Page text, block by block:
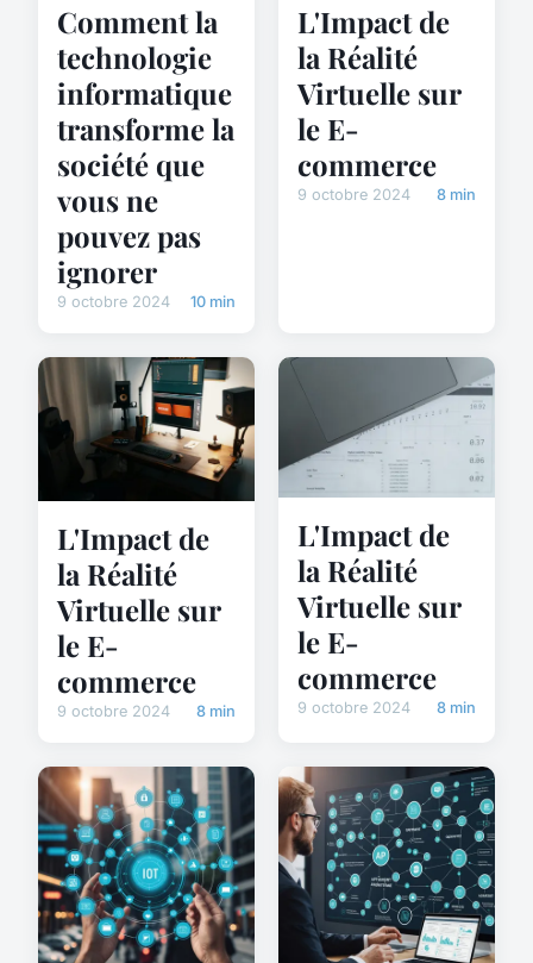
Comment la
technologie
informatique
transforme la
société que
vous ne
pouvez pas
ignorer
9 octobre 2024 10 min
L'Impact de
la Réalité
Virtuelle sur
le E-
commerce
9 octobre 2024 8 min
L'Impact de
la Réalité
Virtuelle sur
le E-
commerce
9 octobre 2024 8 min
L'Impact de
la Réalité
Virtuelle sur
le E-
commerce
9 octobre 2024 8 min